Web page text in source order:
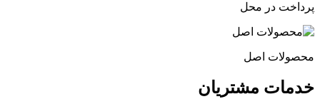
پرداخت در محل
محصولات اصل
خدمات مشتریان